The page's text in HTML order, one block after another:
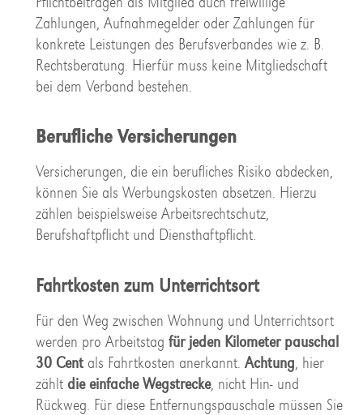
Zahlungen, Aufnahmegelder oder Zahlungen für
konkrete Leistungen des Berufsverbandes wie z. B.
Rechtsberatung. Hierfür muss keine Mitgliedschaft
bei dem Verband bestehen.
Berufliche Versicherungen
Versicherungen, die ein berufliches Risiko abdecken,
können Sie als Werbungskosten absetzen. Hierzu
zählen beispielsweise Arbeitsrechtschutz,
Berufshaftpflicht und Diensthaftpflicht.
Fahrtkosten zum Unterrichtsort
Für den Weg zwischen Wohnung und Unterrichtsort
werden pro Arbeitstag für jeden Kilometer pauschal
30 Centals Fahrtkosten anerkannt. Achtung , hier
zählt die einfache Wegstrecke, nicht Hin- und
Rückweg. Für diese Entfernungspauschale müssen Sie